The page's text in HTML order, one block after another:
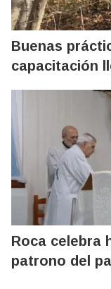
Buenas
capacitación
Roca celebra
patrono del